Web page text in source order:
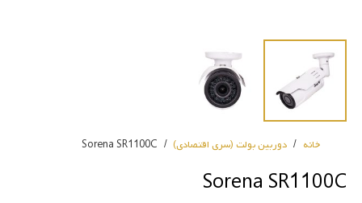
خانه / دوربین بولت (سری اقتصادی) /
Sorena SR1100C
Sorena SR1100C